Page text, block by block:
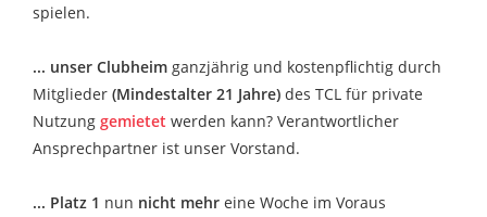
spielen.
... unser Clubheim ganzjährig und kostenpflichtig durch
Mitglieder (Mindestalter 21 Jahre) des TCL für private
Nutzung gemietet werden kann? Verantwortlicher
Ansprechpartner ist unser Vorstand.
... Platz 1 nun nicht mehr eine Woche im Voraus